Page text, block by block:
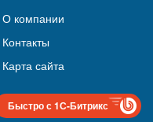
О компании
Контакты
Карта сайта
Быстро с 1С-Битрикс